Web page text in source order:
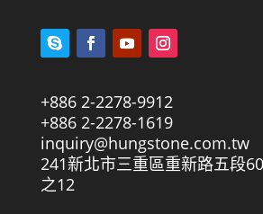
+886 2-2278-9912
+886 2-2278-1619
inquiry@hungstone.com.tw
241新北市三重區重新路五段
之12